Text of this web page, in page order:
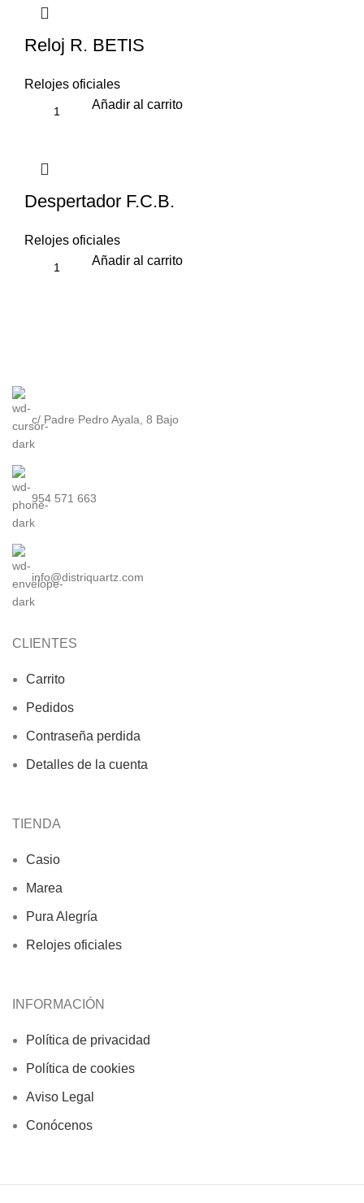
Reloj R. BETIS
Relojes oficiales
Añadir al carrito
Despertador F.C.B.
Relojes oficiales
Añadir al carrito
c/ Padre Pedro Ayala, 8 Bajo
954 571 663
info@distriquartz.com
CLIENTES
Carrito
Pedidos
Contraseña perdida
Detalles de la cuenta
TIENDA
Casio
Marea
Pura Alegría
Relojes oficiales
INFORMACIÓN
Política de privacidad
Política de cookies
Aviso Legal
Conócenos